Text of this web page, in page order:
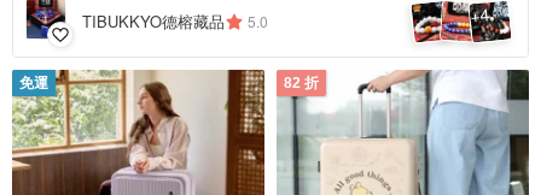
TIBUKKYO德榕藏品 5.0 +4
免運 82 折